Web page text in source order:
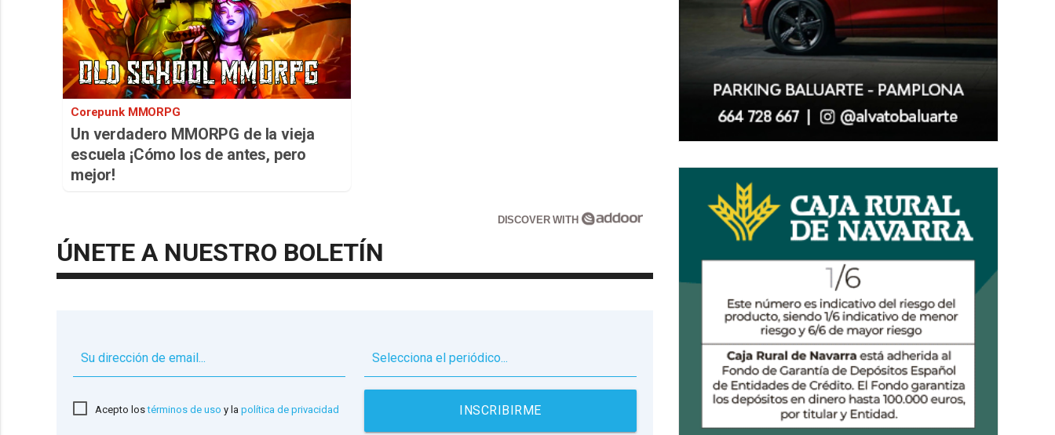
Corepunk MMORPG
Un verdadero MMORPG de la vieja
escuela ¡Cómo los de antes, pero
mejor!
DISCOVER WITH
ÚNETE A NUESTRO BOLETÍN
Acepto lostérminos de uso y la política de privacidad INSCRIBIRME